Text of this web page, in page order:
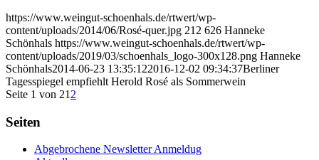
https://www.weingut-schoenhals.de/rtwert/wp-
content/uploads/2014/06/Rosé-quer.jpg 212 626 Hanneke
Schönhals https://www.weingut-schoenhals.de/rtwert/wp-
content/uploads/2019/03/schoenhals_logo-300x128.png Hanneke
Schönhals2014-06-23 13:35:122016-12-02 09:34:37Berliner
Tagesspiegel empfiehlt Herold Rosé als Sommerwein
Seite 1 von 21 2
Seiten
Abgebrochene Newsletter Anmeldug